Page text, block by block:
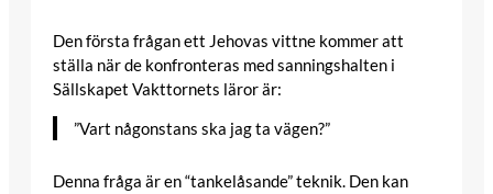
Den första frågan ett Jehovas vittne kommer att
ställa när de konfronteras med sanningshalten i
Sällskapet Vakttornets läror är:
”Vart någonstans ska jag ta vägen?”
Denna fråga är en “tankelåsande” teknik. Den kan